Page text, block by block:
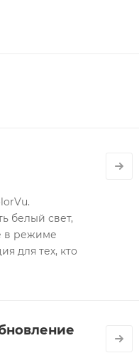
белый свет,
в режиме
для тех, кто